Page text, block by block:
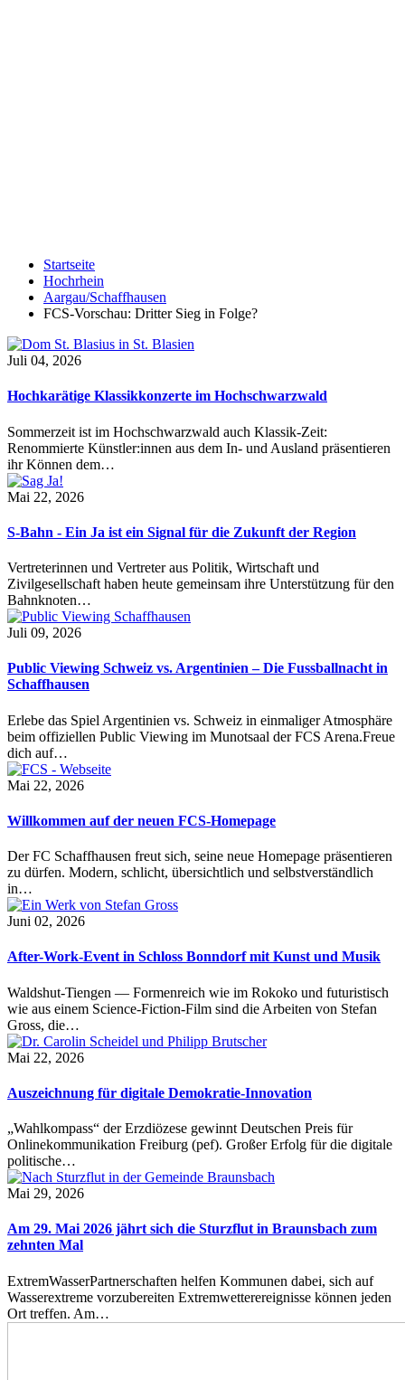
Startseite
Hochrhein
Aargau/Schaffhausen
FCS-Vorschau: Dritter Sieg in Folge?
Juli 04, 2026
Hochkarätige Klassikkonzerte im Hochschwarzwald
Sommerzeit ist im Hochschwarzwald auch Klassik-Zeit:
Renommierte Künstler:innen aus dem In- und Ausland präsentieren
ihr Können dem…
Mai 22, 2026
S-Bahn - Ein Ja ist ein Signal für die Zukunft der Region
Vertreterinnen und Vertreter aus Politik, Wirtschaft und
Zivilgesellschaft haben heute gemeinsam ihre Unterstützung für den
Bahnknoten…
Juli 09, 2026
Public Viewing Schweiz vs. Argentinien – Die Fussballnacht in
Schaffhausen
Erlebe das Spiel Argentinien vs. Schweiz in einmaliger Atmosphäre
beim offiziellen Public Viewing im Munotsaal der FCS Arena.Freue
dich auf…
Mai 22, 2026
Willkommen auf der neuen FCS-Homepage
Der FC Schaffhausen freut sich, seine neue Homepage präsentieren
zu dürfen. Modern, schlicht, übersichtlich und selbstverständlich
in…
Juni 02, 2026
After-Work-Event in Schloss Bonndorf mit Kunst und Musik
Waldshut-Tiengen — Formenreich wie im Rokoko und futuristisch
wie aus einem Science-Fiction-Film sind die Arbeiten von Stefan
Gross, die…
Mai 22, 2026
Auszeichnung für digitale Demokratie-Innovation
„Wahlkompass“ der Erzdiözese gewinnt Deutschen Preis für
Onlinekommunikation Freiburg (pef). Großer Erfolg für die digitale
politische…
Mai 29, 2026
Am 29. Mai 2026 jährt sich die Sturzflut in Braunsbach zum
zehnten Mal
ExtremWasserPartnerschaften helfen Kommunen dabei, sich auf
Wasserextreme vorzubereiten Extremwetterereignisse können jeden
Ort treffen. Am…